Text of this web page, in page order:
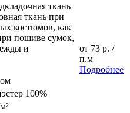
ткань
ткань при
костюмов, как
пошиве сумок,
и
100%
от 73 р. /
п.м
Подробнее